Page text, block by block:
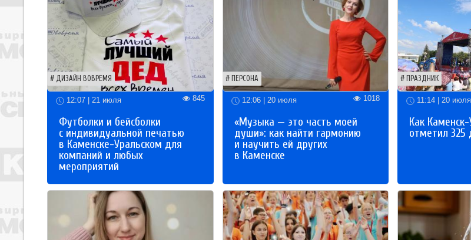
ДИЗАЙН ВОВРЕМЯ
12:07 | 21 июля 845
Футболки и бейсболки
с индивидуальной печатью
в Каменске-Уральском для
компаний и любых
мероприятий
ПЕРСОНА
12:06 | 20 июля 1018
«Музыка — это часть моей
души»: как найти гармонию
и научить ей других
в Каменске
ПРАЗДНИК
11:14 | 20 июля
Как
отметил 325